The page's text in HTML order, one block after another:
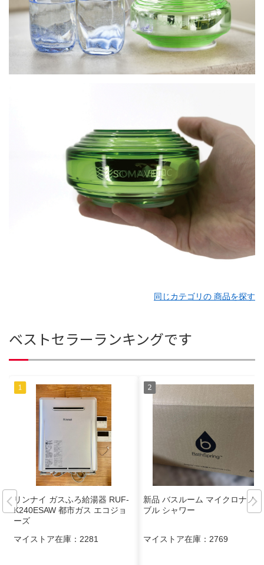
同じカテゴリの 商品を探す
ベストセラーランキングです
リンナイ ガスふろ給湯器 RUF-
K240ESAW 都市ガス エコジョ
ーズ
マイストア在庫： 2281
新品 バスルーム マイクロナノバ
ブル シャワー
マイストア在庫： 2769